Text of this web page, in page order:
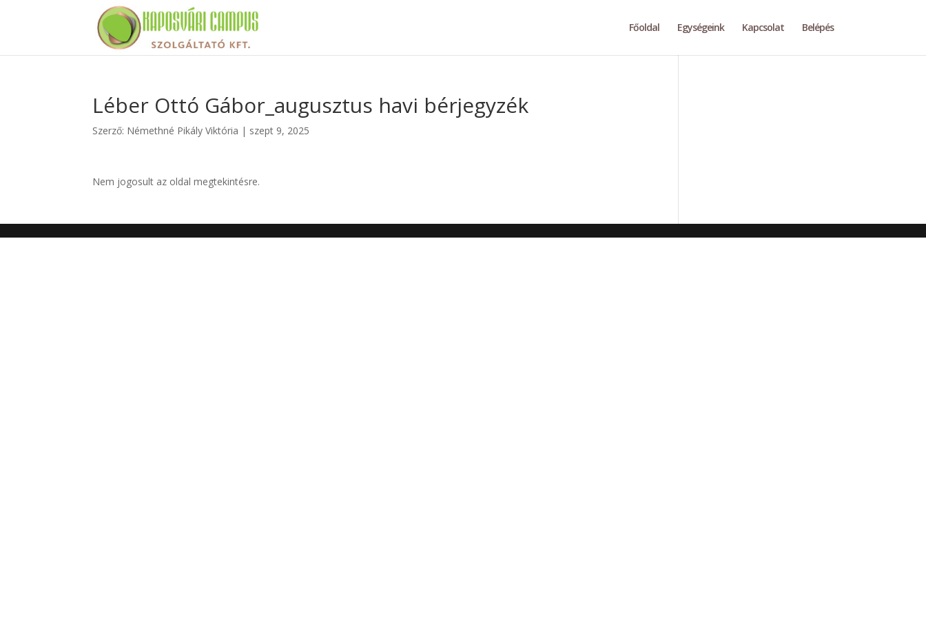
Főoldal Egységeink Kapcsolat Belépés
Léber Ottó Gábor_augusztus havi bérjegyzék
Szerző: Némethné Pikály Viktória | szept 9, 2025
Nem jogosult az oldal megtekintésre.